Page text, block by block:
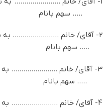
….. سهم بانام
2- آقاي/ خانم
….. سهم بانام
3- آقاي/ خانم
….. سهم بانام
4- آقاي/ خانم